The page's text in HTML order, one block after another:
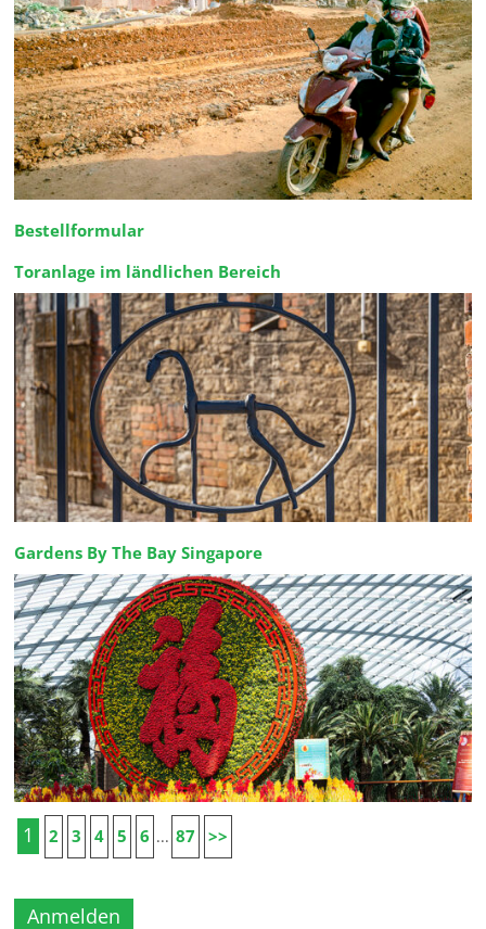
Bestellformular
Toranlage im ländlichen Bereich
Gardens By The Bay Singapore
1 2 3 4 5 6 ... 87 >>
Anmelden